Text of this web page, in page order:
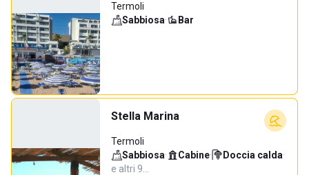
Termoli
Sabbiosa· Bar
Stella Marina
Termoli
Sabbiosa· Cabine· Doccia calda·
e altri 9…